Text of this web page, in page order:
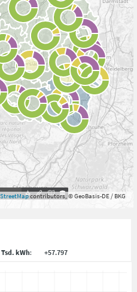
contributors, © GeoBasis-DE / BKG
Tsd. kWh: +57.797